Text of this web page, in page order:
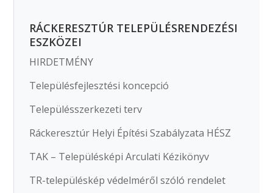
RÁCKERESZTÚR TELEPÜLÉSRENDEZÉSI
ESZKÖZEI
HIRDETMÉNY
Településfejlesztési koncepció
Településszerkezeti terv
Ráckeresztúr Helyi Építési Szabályzata HÉSZ
TAK – Településképi Arculati Kézikönyv
TR-településkép védelméről szóló rendelet